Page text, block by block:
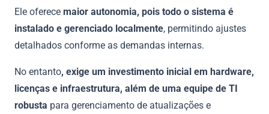
Ele oferece maior autonomia, pois todo o sistema é
instalado e gerenciado localmente, permitindo ajustes
detalhados conforme as demandas internas.
No entanto, exige um investimento inicial em hardware,
licenças e infraestrutura, além de uma equipe de TI
robusta para gerenciamento de atualizações e